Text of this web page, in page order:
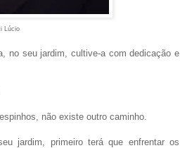
Lúcio
no seu jardim, cultive-a com dedicação e
não existe outro caminho.
jardim, primeiro terá que enfrentar os